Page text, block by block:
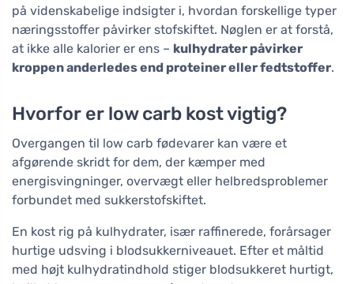
på videnskabelige indsigter i, hvordan forskellige typer
næringsstoffer påvirker stofskiftet. Nøglen er at forstå,
at ikke alle kalorier er ens – kulhydrater påvirker
kroppen anderledes end proteiner eller fedtstoffer.
Hvorfor er low carb kost vigtig?
Overgangen til low carb fødevarer kan være et
afgørende skridt for dem, der kæmper med
energisvingninger, overvægt eller helbredsproblemer
forbundet med sukkerstofskiftet.
En kost rig på kulhydrater, især raffinerede, forårsager
hurtige udsving i blodsukkerniveauet. Efter et måltid
med højt kulhydratindhold stiger blodsukkeret hurtigt,